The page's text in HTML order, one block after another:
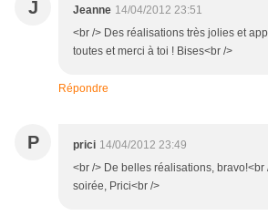
J Jeanne 14/04/2012 23:51
<br /> Des réalisations très jolies et
toutes et merci à toi ! Bises<br />
Répondre
P prici 14/04/2012 23:49
<br /> De belles réalisations, bravo!<br
soirée, Prici<br />